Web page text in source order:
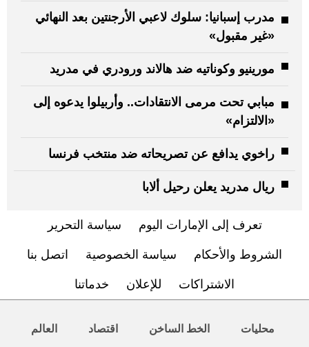
مدرب إسبانيا: سلوك لاعبي الأرجنتين بعد النهائي
«غير مقبول»
مورينيو وكوناتيه ضد هالاند ورودري في مدريد
مبابي تحت مرمى الانتقادات.. وأربيلوا يدعوه إلى
«الالتزام»
راخوي يدافع عن تصريحاته ضد منتخب فرنسا
ريال مدريد يعلن رحيل ألابا
تعرف إلى الإمارات اليوم سياسة التحرير
الشروط والأحكام سياسة الخصوصية اتصل بنا
الاشتراكات للإعلان خدماتنا
محليات الخط الساخن اقتصاد العالم